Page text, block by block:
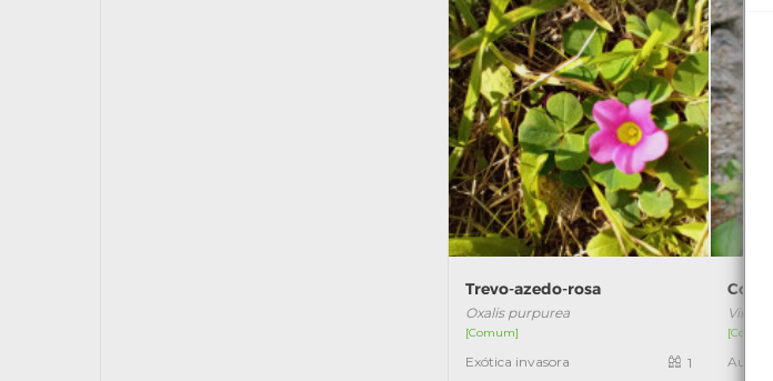
Trevo-azedo-rosa
Oxalis purpurea
[Comum]
Exótica invasora 1
Vinca
[Comum]